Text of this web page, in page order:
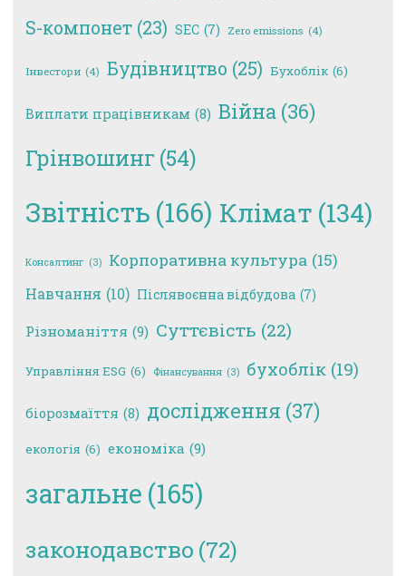
S-компонет (23) SEC (7) Zero emissions (4)
Інвестори (4) Будівництво (25) Бухоблік (6)
Виплати працівникам (8) Війна (36)
Грінвошинг (54)
Звітність (166) Клімат (134)
Консалтинг (3) Корпоративна культура (15)
Навчання (10) Післявоєнна відбудова (7)
Різноманіття (9) Суттєвість (22)
Управління ESG (6) Фінансування (3) бухоблік (19)
біорозмаїття (8) дослідження (37)
екологія (6) економіка (9)
загальне (165)
законодавство (72)